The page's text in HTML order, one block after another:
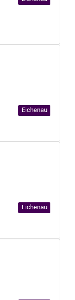
Eichenau
Eichenau